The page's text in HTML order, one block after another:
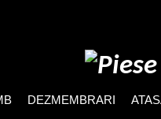
DEZMEMBRARI